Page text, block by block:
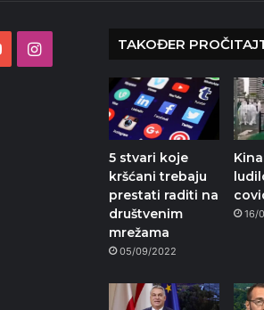
YouTubeInstagram TAKOĐER
5 stvari koje
kršćani trebaju
prestati raditi na
društvenim
mrežama
05/09/2022
16/